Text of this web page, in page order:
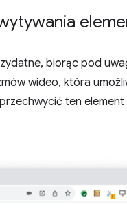
biorąc pod
wideo, która
ten